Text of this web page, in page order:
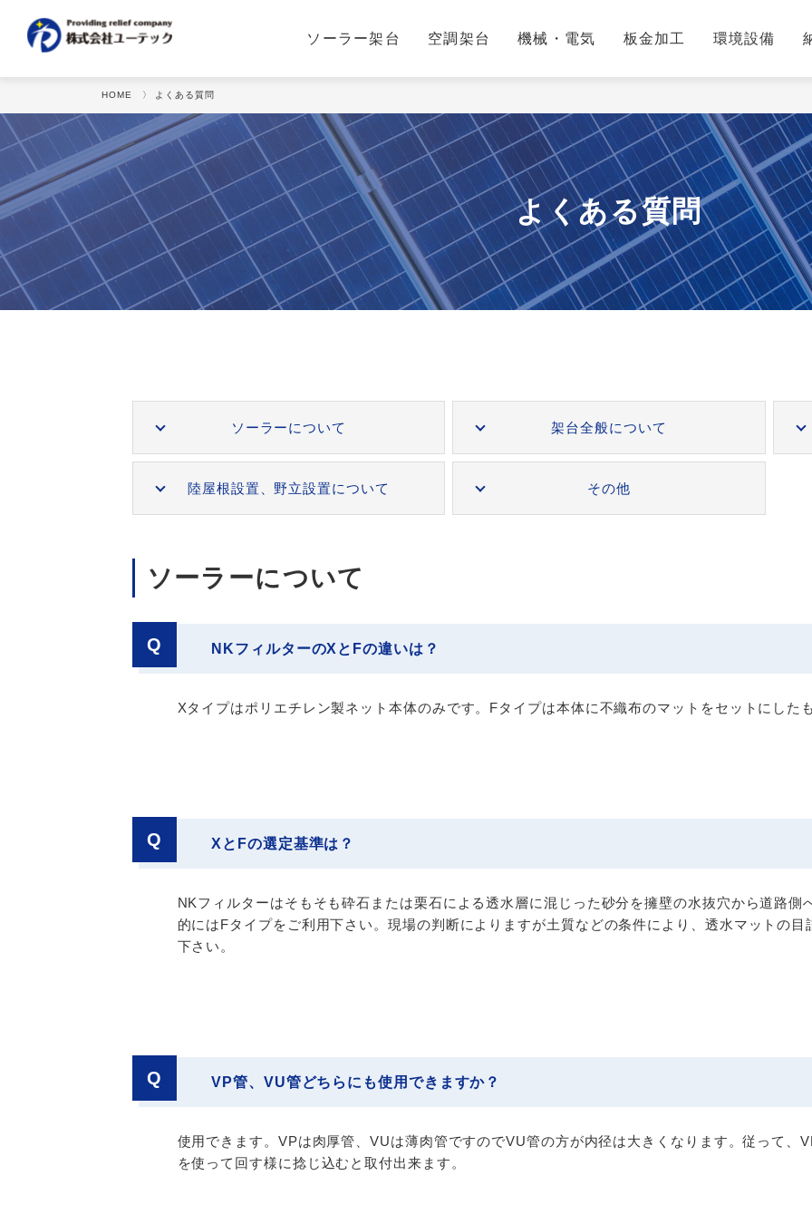
ソーラー架台 空調架台 機械・電気 板金加工 環境設備
HOME 〉 よくある質問
よくある質問
ソーラーについて 架台全般について
陸屋根設置、 野立設置について その他
ソーラーについて
Q NKフィルターのXとFの違いは？
Xタイプはポリエチレン製ネット本体のみです。Fタイプは本体に不織布のマットをセットにした
Q XとFの選定基準は？
NKフィルターはそもそも砕石または栗石による透水層に混じった砂分を擁壁の水抜穴から道路側
的にはFタイプをご利用下さい。現場の判断によりますが土質などの条件により、透水マットの
下さい。
Q VP管、VU管どちらにも使用できますか？
使用できます。VPは肉厚管、VUは薄肉管ですのでVU管の方が内径は大きくなります。従って、
を使って回す様に捻じ込むと取付出来ます。